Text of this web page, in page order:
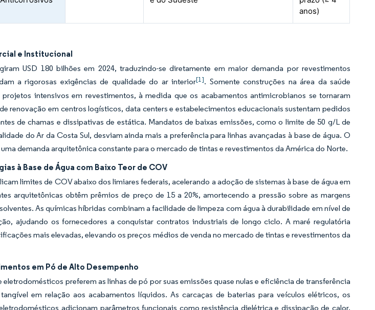
anos)
e Institucional
USD 180 bilhões em 2024, traduzindo-se diretamente em maior demanda por revestimentos
a rigorosas exigências de qualidade do ar interior[1]. Somente construções na área da saúde
projetos intensivos em revestimentos, à medida que os acabamentos antimicrobianos se tornaram
renovação em centros logísticos, data centers e estabelecimentos educacionais sustentam pedidos
de chamas e dissipativas de estática. Mandatos de baixas emissões, como o limite de 50 g/L de
do Ar da Costa Sul, desviam ainda mais a preferência para linhas avançadas à base de água. O
demanda arquitetônica constante para o mercado de tintas e revestimentos da América do Norte.
à Base de Água com Baixo Teor de COV
limites de COV abaixo dos limiares federais, acelerando a adoção de sistemas à base de água em
arquitetônicas obtêm prêmios de preço de 15 a 20%, amortecendo a pressão sobre as margens
As químicas híbridas combinam a facilidade de limpeza com água à durabilidade em nível de
ajudando os fornecedores a conquistar contratos industriais de longo ciclo. A maré regulatória
mais elevadas, elevando os preços médios de venda no mercado de tintas e revestimentos da
em Pó de Alto Desempenho
preferem as linhas de pó por suas emissões quase nulas e eficiência de transferência
em relação aos acabamentos líquidos. As carcaças de baterias para veículos elétricos, os
adicionam parâmetros funcionais como resistência dielétrica e dissipação de calor,